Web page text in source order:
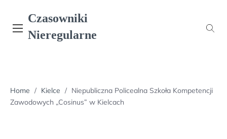
content
Czasowniki
Nieregularne
Home / Kielce / Niepubliczna Policealna Szkoła Kompetencji
Zawodowych „Cosinus” w Kielcach